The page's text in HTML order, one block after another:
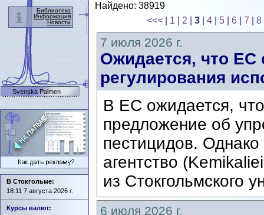
Найдено: 38919
<<<
1 2 |3 |4 5 |6 |7 |8
7 июля 2026 г.
Ожидается, что ЕС
регулирования
В ЕС ожидается,
предложение об
пестицидов.
агентство
из Стокгольмского
6 июля 2026 г.
Библиотека
Информация
Новости
Svenska Palmen
В Стокгольме:
18:11 7 августа 2026 г.
Курсы валют: